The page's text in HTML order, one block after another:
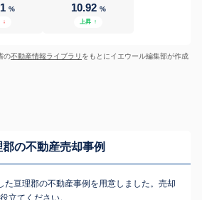
%
↓
10.92 %
上昇 ↑
の不動産情報ライブラリ をもとにイエウール編集部が作成
郡の不動産売却事例
た亘理郡の不動産事例を用意しました。売却
立てください。